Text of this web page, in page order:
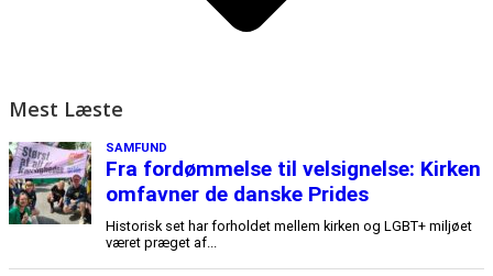
Mest Læste
SAMFUND
Fra fordømmelse til velsignelse: Kirken
omfavner de danske Prides
Historisk set har forholdet mellem kirken og LGBT+ miljøet
været præget af...